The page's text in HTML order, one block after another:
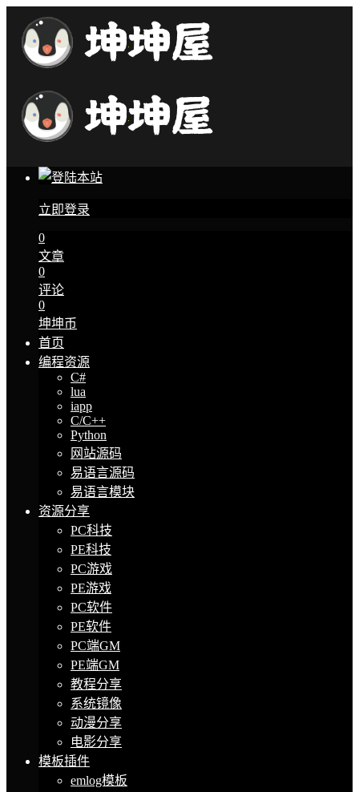
立即登录
0
文章
0
评论
0
坤坤币
首页
编程资源
C#
lua
iapp
C/C++
Python
网站源码
易语言源码
易语言模块
资源分享
PC科技
PE科技
PC游戏
PE游戏
PC软件
PE软件
PC端GM
PE端GM
教程分享
系统镜像
动漫分享
电影分享
模板插件
emlog模板